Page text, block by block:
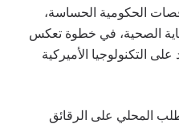
الحكومية الحساسة،
الصحية، في خطوة تعكس
التكنولوجيا الأميركية
المحلي على الرقائق